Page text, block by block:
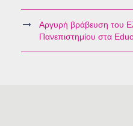
Αργυρή βράβευση του
Πανεπιστημίου στα